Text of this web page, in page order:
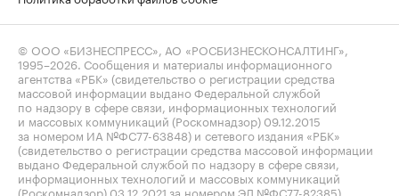
© ООО «БИЗНЕСПРЕСС», АО «РОСБИЗНЕСКОНСАЛТИНГ»,
1995–2026 . Сообщения и материалы информационного
агентства «РБК» (свидетельство о регистрации средства
массовой информации выдано Федеральной службой
по надзору в сфере связи, информационных технологий
и массовых коммуникаций (Роскомнадзор) 09.12.2015
за номером ИА №ФС77-63848) и сетевого издания «РБК»
(свидетельство о регистрации средства массовой информации
выдано Федеральной службой по надзору в сфере связи,
информационных технологий и массовых коммуникаций
(Роскомнадзор) 03.12.2021 за номером ЭЛ №ФС77-82385)